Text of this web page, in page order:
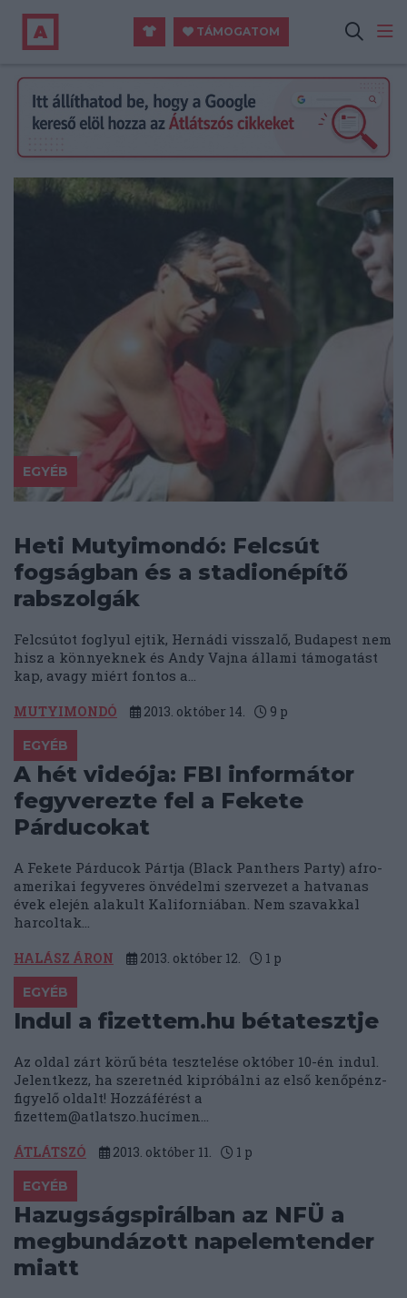
TÁMOGATOM
EGYÉB
Heti Mutyimondó: Felcsút
fogságban és a stadionépítő
rabszolgák
Felcsútot foglyul ejtik, Hernádi visszalő, Budapest nem
hisz a könnyeknek és Andy Vajna állami támogatást
kap, avagy miért fontos a...
MUTYIMONDÓ 2013. október 14. 9 p
EGYÉB
A hét videója: FBI informátor
fegyverezte fel a Fekete
Párducokat
A Fekete Párducok Pártja (Black Panthers Party) afro-
amerikai fegyveres önvédelmi szervezet a hatvanas
évek elején alakult Kaliforniában. Nem szavakkal
harcoltak...
HALÁSZ ÁRON 2013. október 12. 1 p
EGYÉB
Indul a fizettem.hu bétatesztje
Az oldal zárt körű béta tesztelése október 10-én indul.
Jelentkezz, ha szeretnéd kipróbálni az első kenőpénz-
figyelő oldalt! Hozzáférést a
fizettem@atlatszo.hucímen...
ÁTLÁTSZÓ 2013. október 11. 1 p
EGYÉB
Hazugságspirálban az NFÜ a
megbundázott napelemtender
miatt